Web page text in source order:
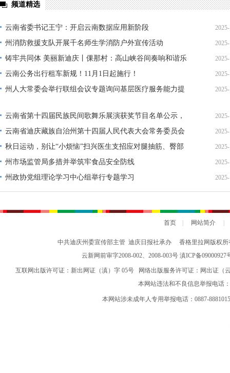
频道精选
云南省委书记王宁：开启云南数据应用新阶段
州消防救援支队开展千名师生学消防户外宣传活动
铸牢共同体 美丽新迪庆丨倮那村：高山峡谷间奏响和谐乐
章
云南公务出行租车新规！11月1日起施行！
州人大常委会举行联组会议专题询问基层医疗服务能力提
云南省第十四届民族民间歌舞乐展演获奖节目名单公示，
迪庆州再获佳绩！
云南省迪庆藏族自治州第十四届人民代表大会常务委员会
公告
秋日运动，别让“小烦恼”扫兴医生支招应对腿抽筋、臀部
疼痛
州市场监管局多措并举筑牢食品安全防线
州政协党组理论学习中心组举行专题学习